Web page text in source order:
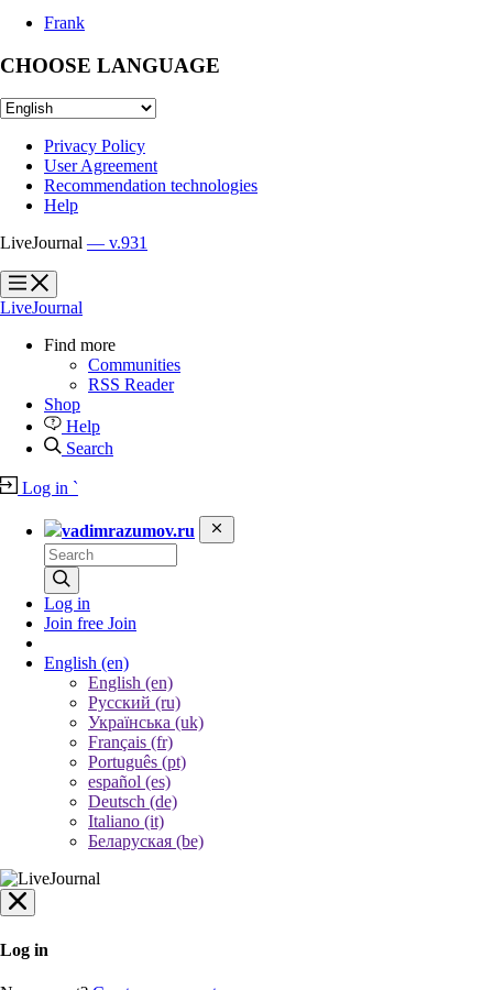
Frank
CHOOSE LANGUAGE
Privacy Policy
User Agreement
Recommendation technologies
Help
LiveJournal — v.931
?
?
LiveJournal
Find more
Communities
RSS Reader
Shop
Help
Search
Log in `
vadimrazumov.ru
Log in
Join free Join
English (en)
English (en)
Русский (ru)
Українська (uk)
Français (fr)
Português (pt)
español (es)
Deutsch (de)
Italiano (it)
Беларуская (be)
Log in